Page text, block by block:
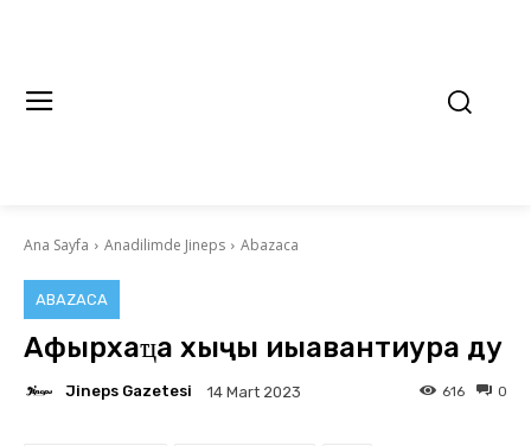
Ana Sayfa Anadilimde Jineps Abazaca
ABAZACA
Афырхаҵа хәыҷы иыавантиура ду
Jineps Gazetesi 14 Mart 2023 0
616